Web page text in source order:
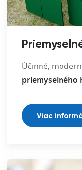
Účinné,
priemyselného
Viac